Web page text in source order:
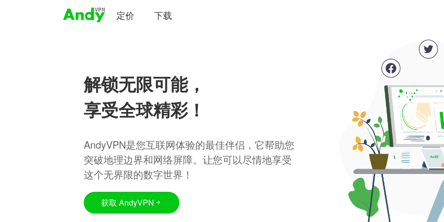
定价 下载
解锁无限可能，
享受全球精彩！
AndyVPN是您互联网体验的最佳伴侣，它帮助您
突破地理边界和网络屏障。让您可以尽情地享受
这个无界限的数字世界！
获取 AndyVPN